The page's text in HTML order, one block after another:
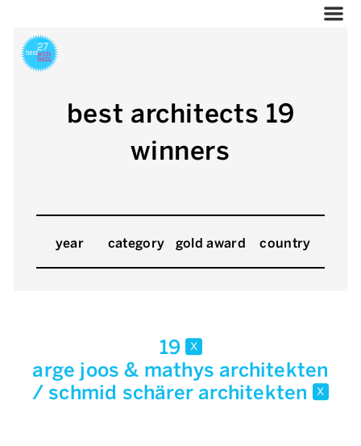
best architects 19
winners
year category gold award country
19 x
arge joos & mathys architekten
/ schmid schärer architekten
x